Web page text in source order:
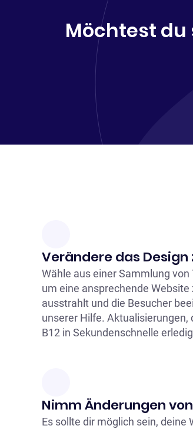
Möchtest du
Verändere das Design
Wähle aus einer Sammlung
um eine ansprechende
ausstrahlt und die Besucher
unserer Hilfe.
B12 in Sekundenschnelle
Nimm Änderungen
Es sollte dir möglich sein, deine